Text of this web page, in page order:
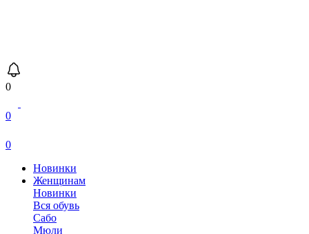
0
0
0
Новинки
Женщинам
Новинки
Вся обувь
Сабо
Мюли